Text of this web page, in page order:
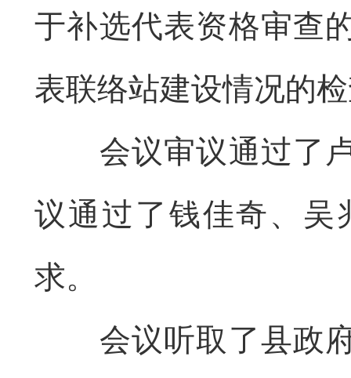
于补选代表资格审查
表联络站建设情况的
会议审议通过了
议通过了钱佳奇、吴
求。
会议听取了县政